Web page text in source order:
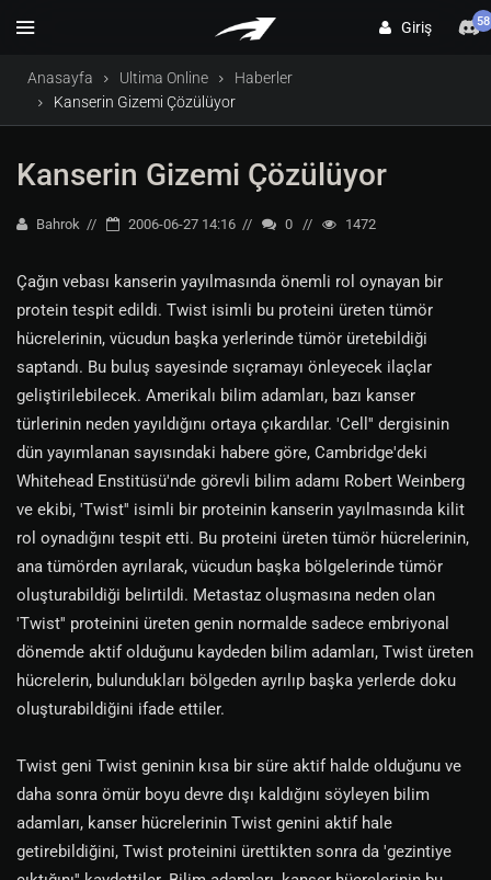
Giriş 58
Anasayfa Ultima Online
Haberler
Kanserin Gizemi Çözülüyor
Kanserin Gizemi Çözülüyor
Bahrok 2006-06-27 14:16 0 1472
Çağın vebası kanserin yayılmasında önemli rol oynayan bir
protein tespit edildi. Twist isimli bu proteini üreten tümör
hücrelerinin, vücudun başka yerlerinde tümör üretebildiği
saptandı. Bu buluş sayesinde sıçramayı önleyecek ilaçlar
geliştirilebilecek. Amerikalı bilim adamları, bazı kanser
türlerinin neden yayıldığını ortaya çıkardılar. 'Cell'' dergisinin
dün yayımlanan sayısındaki habere göre, Cambridge'deki
Whitehead Enstitüsü'nde görevli bilim adamı Robert Weinberg
ve ekibi, 'Twist'' isimli bir proteinin kanserin yayılmasında kilit
rol oynadığını tespit etti. Bu proteini üreten tümör hücrelerinin,
ana tümörden ayrılarak, vücudun başka bölgelerinde tümör
oluşturabildiği belirtildi. Metastaz oluşmasına neden olan
'Twist'' proteinini üreten genin normalde sadece embriyonal
dönemde aktif olduğunu kaydeden bilim adamları, Twist üreten
hücrelerin, bulundukları bölgeden ayrılıp başka yerlerde doku
oluşturabildiğini ifade ettiler.
Twist geni Twist geninin kısa bir süre aktif halde olduğunu ve
daha sonra ömür boyu devre dışı kaldığını söyleyen bilim
adamları, kanser hücrelerinin Twist genini aktif hale
getirebildiğini, Twist proteinini ürettikten sonra da 'gezintiye